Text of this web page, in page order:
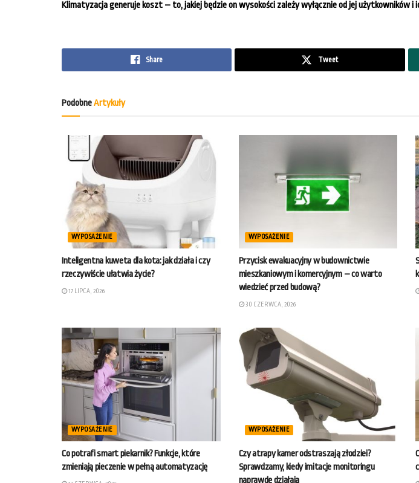
Klimatyzacja generuje koszt – to, jakiej będzie on wysokości zależy wyłącznie od jej użytkowników i
Share Tweet
PodobneArtykuły
WYPOSAŻENIE
Inteligentna kuweta dla kota: jak działa i czy
rzeczywiście ułatwia życie?
17 LIPCA, 2026
WYPOSAŻENIE
Przycisk ewakuacyjny w budownictwie
mieszkaniowym i komercyjnym – co warto
wiedzieć przed budową?
30 CZERWCA, 2026
WYPOSAŻENIE
Co potrafi smart piekarnik? Funkcje, które
zmieniają pieczenie w pełną automatyzację
WYPOSAŻENIE
Czy atrapy kamer odstraszają złodziei?
Sprawdzamy, kiedy imitacje monitoringu
naprawdę działają